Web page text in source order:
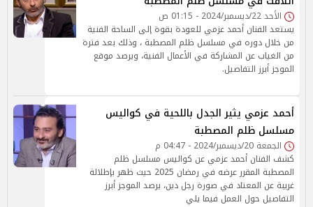
الأحد 22/ديسمبر/2024 - 01:15 ص
يستعد الفنان أحمد عزمي للعودة بقوة إلى الساحة الفنية
من خلال دوره في مسلسل ظلم المصطبة ، وذلك بعد فترة
من الغياب عن المشاركة في الأعمال الفنية، ويرصد موقع
الموجز أبرز التفاصيل.
أحمد عزمي يثير الجدل باللحية في كواليس
مسلسل ظلم المصطبة
الجمعة 20/ديسمبر/2024 - 04:47 م
كشف الفنان أحمد عزمي عن كواليس مسلسل ظلم
المصطبة المقرر عرضه في رمضان 2025 حيث ظهر بإطلالة
غريبة عن المعتاد في صورة رجل دين، يرصد الموجز أبرز
التفاصيل حول العمل فيما يلي